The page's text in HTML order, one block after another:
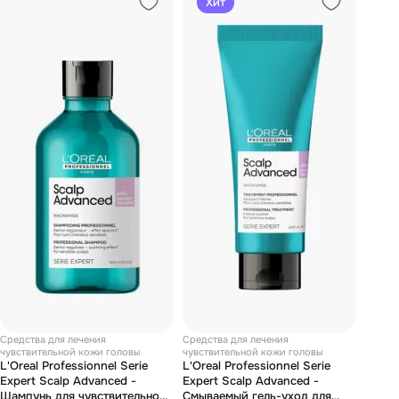
Средства для лечения
чувствительной кожи головы
L'Oreal Professionnel Serie
Expert Scalp Advanced -
Шампунь для чувствительной
Средства для лечения
чувствительной кожи головы
L'Oreal Professionnel Serie
Expert Scalp Advanced -
Смываемый гель-уход для